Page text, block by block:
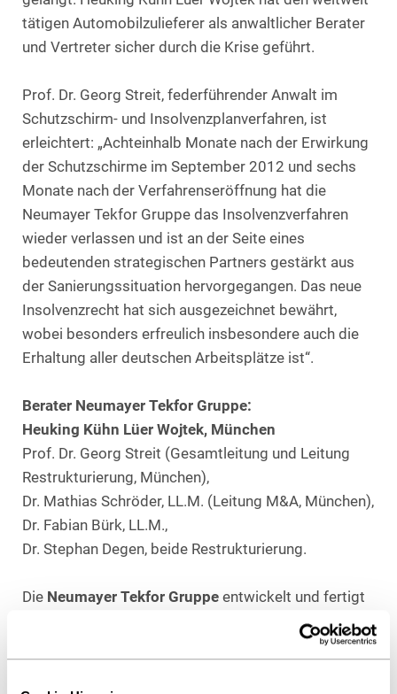
tätigen Automobilzulieferer als anwaltlicher Berater
und Vertreter sicher durch die Krise geführt.
Prof. Dr. Georg Streit, federführender Anwalt im
Schutzschirm- und Insolvenzplanverfahren, ist
erleichtert: „Achteinhalb Monate nach der Erwirkung
der Schutzschirme im September 2012 und sechs
Monate nach der Verfahrenseröffnung hat die
Neumayer Tekfor Gruppe das Insolvenzverfahren
wieder verlassen und ist an der Seite eines
bedeutenden strategischen Partners gestärkt aus
der Sanierungssituation hervorgegangen. Das neue
Insolvenzrecht hat sich ausgezeichnet bewährt,
wobei besonders erfreulich insbesondere auch die
Erhaltung aller deutschen Arbeitsplätze ist“.
Berater Neumayer Tekfor Gruppe:
Heuking Kühn Lüer Wojtek, München
Prof. Dr. Georg Streit (Gesamtleitung und Leitung
Restrukturierung, München),
Dr. Mathias Schröder, LL.M. (Leitung M&A, München),
Dr. Fabian Bürk, LL.M.,
Dr. Stephan Degen, beide Restrukturierung.
Die Neumayer Tekfor Gruppe entwickelt und fertigt
in insgesamt zehn Werken in Deutschland, Italien,
USA, Brasilien und Indien Komponenten der